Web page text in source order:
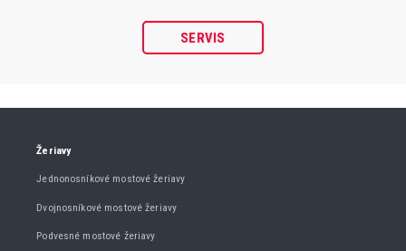
SERVIS
Žeriavy
Jednonosníkové mostové žeriavy
Dvojnosníkové mostové žeriavy
Podvesné mostové žeriavy